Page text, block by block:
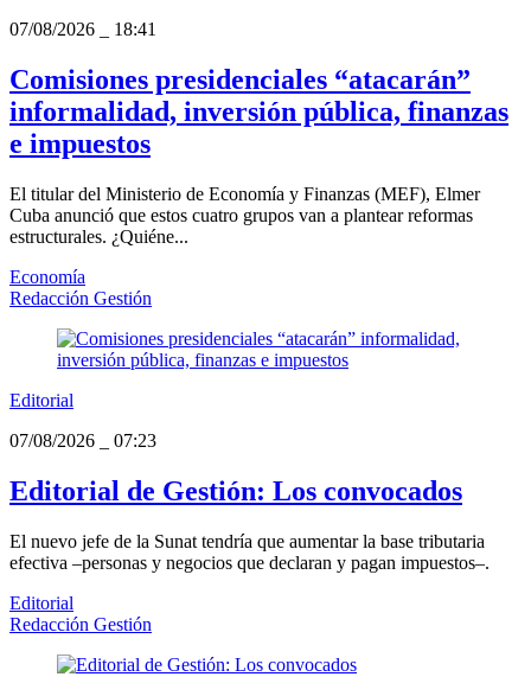
07/08/2026
18:41
Comisiones presidenciales “atacarán”
informalidad, inversión pública, finanzas
e impuestos
El titular del Ministerio de Economía y Finanzas (MEF), Elmer
Cuba anunció que estos cuatro grupos van a plantear reformas
estructurales. ¿Quiéne...
Economía
Redacción Gestión
Editorial
07/08/2026
07:23
Editorial de Gestión: Los convocados
El nuevo jefe de la Sunat tendría que aumentar la base tributaria
efectiva –personas y negocios que declaran y pagan impuestos–.
Editorial
Redacción Gestión